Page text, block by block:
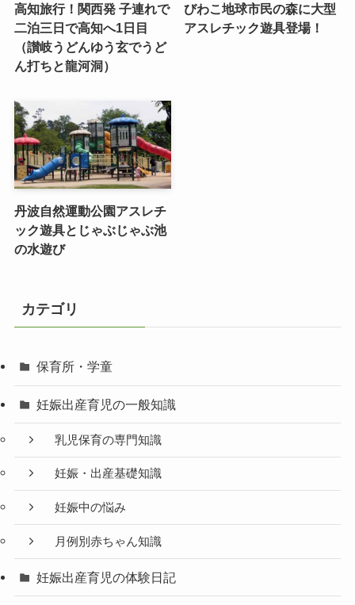
高知旅行！関西発 子連れで
二泊三日で高知へ1日目
（讃岐うどんゆう玄でうど
ん打ちと龍河洞）
びわこ地球市民の森に大型
アスレチック遊具登場！
丹波自然運動公園アスレチ
ック遊具とじゃぶじゃぶ池
の水遊び
カテゴリ
保育所・学童
妊娠出産育児の一般知識
乳児保育の専門知識
妊娠・出産基礎知識
妊娠中の悩み
月例別赤ちゃん知識
妊娠出産育児の体験日記